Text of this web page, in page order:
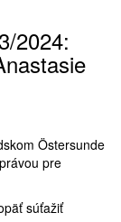
2024:
Östersunde
pre